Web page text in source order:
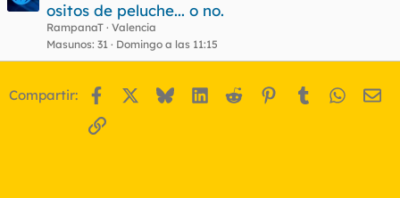
ositos de peluche... o no.
RampanaT Valencia
Masunos 31 Domingo a las 11:15
Compartir: Facebook BlueskyLinkedIn
Reddit Pinterest
Tumblr
Enlace